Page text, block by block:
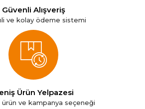
Güvenli Alışveriş
ve kolay ödeme sistemi
Ürün Yelpazesi
ve kampanya seçeneği